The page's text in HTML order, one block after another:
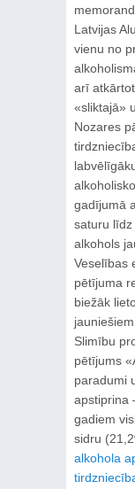
Latvijas
vienu no
arī
«sliktajā»
Nozares
gadījumā
saturu līdz
alkohols
Veselības
pētījuma
biežāk
Slimību
pētījums
paradumi
apstiprina
gadiem
sidru
alkohola